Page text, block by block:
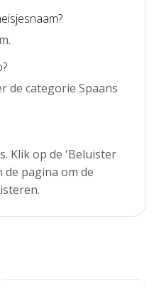
de categorie Spaans
Klik op de 'Beluister
pagina om de